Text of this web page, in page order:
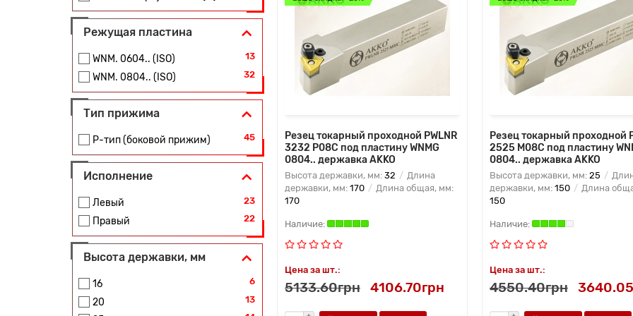
Режущая пластина
WNM. 0604.. (ISO) 13
WNM. 0804.. (ISO) 32
Тип прижима
P-тип (боковой прижим) 45
Исполнение
Левый 23
Правый 22
Высота державки, мм
16 6
20 13
Резец токарный проходной PWLNR
3232 P08C под пластину WNMG
0804.. державка AKKO
Высота державки, мм: 32
Длина
державки, мм: 170
Длина общая, мм:
170
Цена за шт.:
5133.60грн 4106.70грн
Резец токарный проходной
2525 M08C под пластину
0804.. державка AKKO
Высота державки, мм: 25
державки, мм: 150
Длина
150
Цена за шт.:
4550.40грн